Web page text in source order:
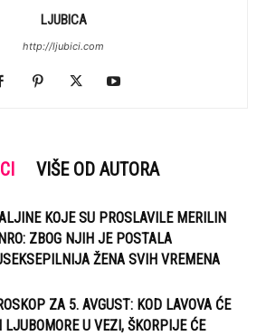
LJUBICA
http://ljubici.com
VIŠE OD AUTORA
KOJE SU PROSLAVILE MERILIN
ZBOG NJIH JE POSTALA
ŽENA SVIH VREMENA
ZA 5. AVGUST: KOD LAVOVA ĆE
LJUBOMORE U VEZI, ŠKORPIJE ĆE